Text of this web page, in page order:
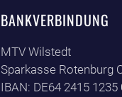
BANKVERBINDUNG
MTV Wilstedt
Sparkasse Rotenburg
IBAN: DE64 2415